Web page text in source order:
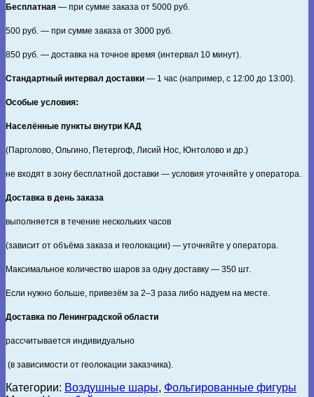
Бесплатная — при сумме заказа от 5000 руб.
500 руб. — при сумме заказа от 3000 руб.
850 руб. — доставка на точное время (интервал 10 минут).
Стандартный интервал доставки — 1 час (например, с 12:00 до 13:00).
Особые условия:
Населённые пункты внутри КАД
(Парголово, Ольгино, Петергоф, Лисий Нос, Юнтолово и др.)
не входят в зону бесплатной доставки — условия уточняйте у оператора.
Доставка в день заказа
выполняется в течение нескольких часов
(зависит от объёма заказа и геолокации) — уточняйте у оператора.
Максимальное количество шаров за одну доставку — 350 шт.
Если нужно больше, привезём за 2–3 раза либо надуем на месте.
Доставка по Ленинградской области
рассчитывается индивидуально
(в зависимости от геолокации заказчика).
Категории: Воздушные шары, Фольгированные фигуры